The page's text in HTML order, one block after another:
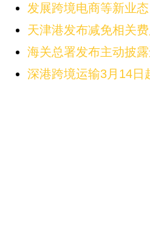
发展跨境电商等新业
天津港发布减免相关
海关总署发布主动披
深港跨境运输3月14日